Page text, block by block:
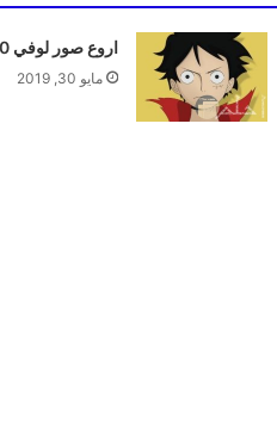
اروع صور لوفي 10 خلفيات جبارة HD
مايو 30, 2019